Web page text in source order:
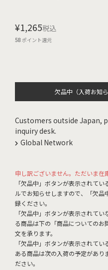
¥1,265税込
58ポイント還元
欠品中（入荷お知
Customers outside Japan,
inquiry desk.
Global Network
申し訳ございません。ただいま在
「欠品中」ボタンが表示されて
ルでお知らせしますので、「欠
録ください。
「欠品中」ボタンが表示されて
る商品は下の「商品についての
文を承ります。
「欠品中」ボタンが表示されて
ある商品は次の入荷の予定があり
ださい。